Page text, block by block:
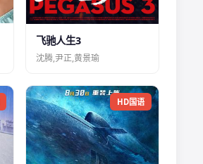
飞驰人生3
沈腾,尹正,黄景瑜
HD国语